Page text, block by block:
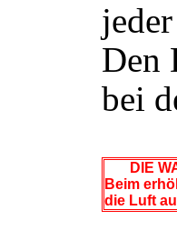
Den
bei
DIE
Beim
die Luft